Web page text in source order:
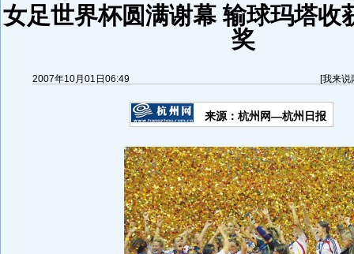
女足世界杯圆满谢幕 输球玛塔收
奖
2007年10月01日06:49 [我来说
来源：杭州网—杭州日报